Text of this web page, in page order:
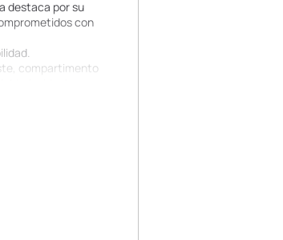
destaca por su
con
compartimento